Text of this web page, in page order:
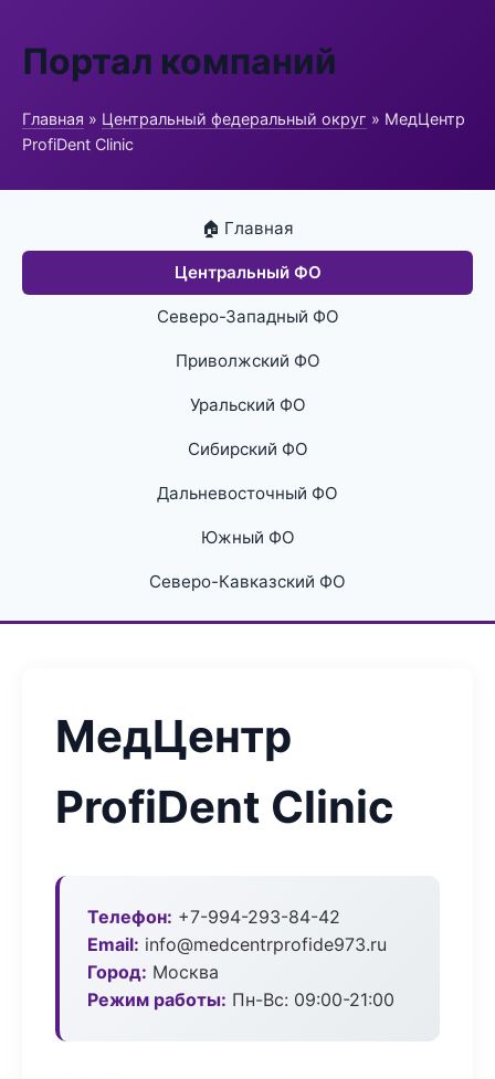
Портал компаний
Главная » Центральный федеральный округ » МедЦентр
ProfiDent Clinic
🏠 Главная
Центральный ФО
Северо-Западный ФО
Приволжский ФО
Уральский ФО
Сибирский ФО
Дальневосточный ФО
Южный ФО
Северо-Кавказский ФО
МедЦентр
ProfiDent Clinic
Телефон: +7-994-293-84-42
Email: info@medcentrprofide973.ru
Город: Москва
Режим работы: Пн-Вс: 09:00-21:00